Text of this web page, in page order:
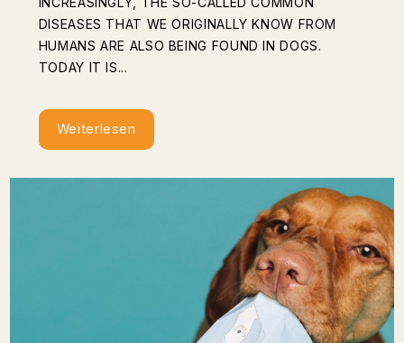
DISEASES THAT WE ORIGINALLY KNOW FROM
HUMANS ARE ALSO BEING FOUND IN DOGS.
TODAY IT IS...
Weiterlesen